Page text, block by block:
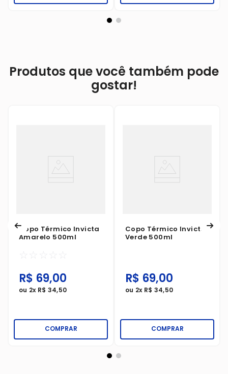
Produtos que você também pode
gostar!
Copo Térmico Invicta
Amarelo 500ml
☆ ☆ ☆ ☆ ☆
R$ 69,00
ou 2x R$ 34,50
COMPRAR
Copo Térmico Invicta
Verde 500ml
R$ 69,00
ou 2x R$ 34,50
COMPRAR